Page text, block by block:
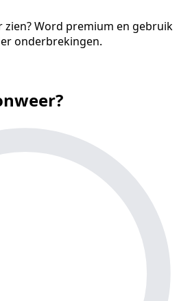
zien?Word premium en gebruik
onderbrekingen.